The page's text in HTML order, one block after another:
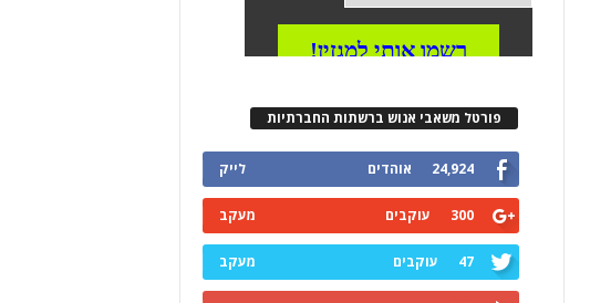
פורטל משאבי אנוש ברשתות החברתיות
24,924 אוהדים לייק
300 עוקבים מעקב
47 עוקבים מעקב